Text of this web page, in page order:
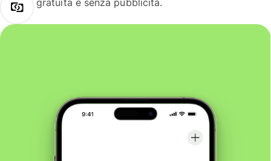
gratuita e senza pubblicità.